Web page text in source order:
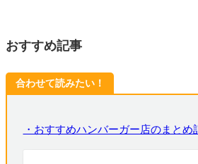
おすすめ記事
合わせて読みたい！
・おすすめハンバーガー店のまとめ